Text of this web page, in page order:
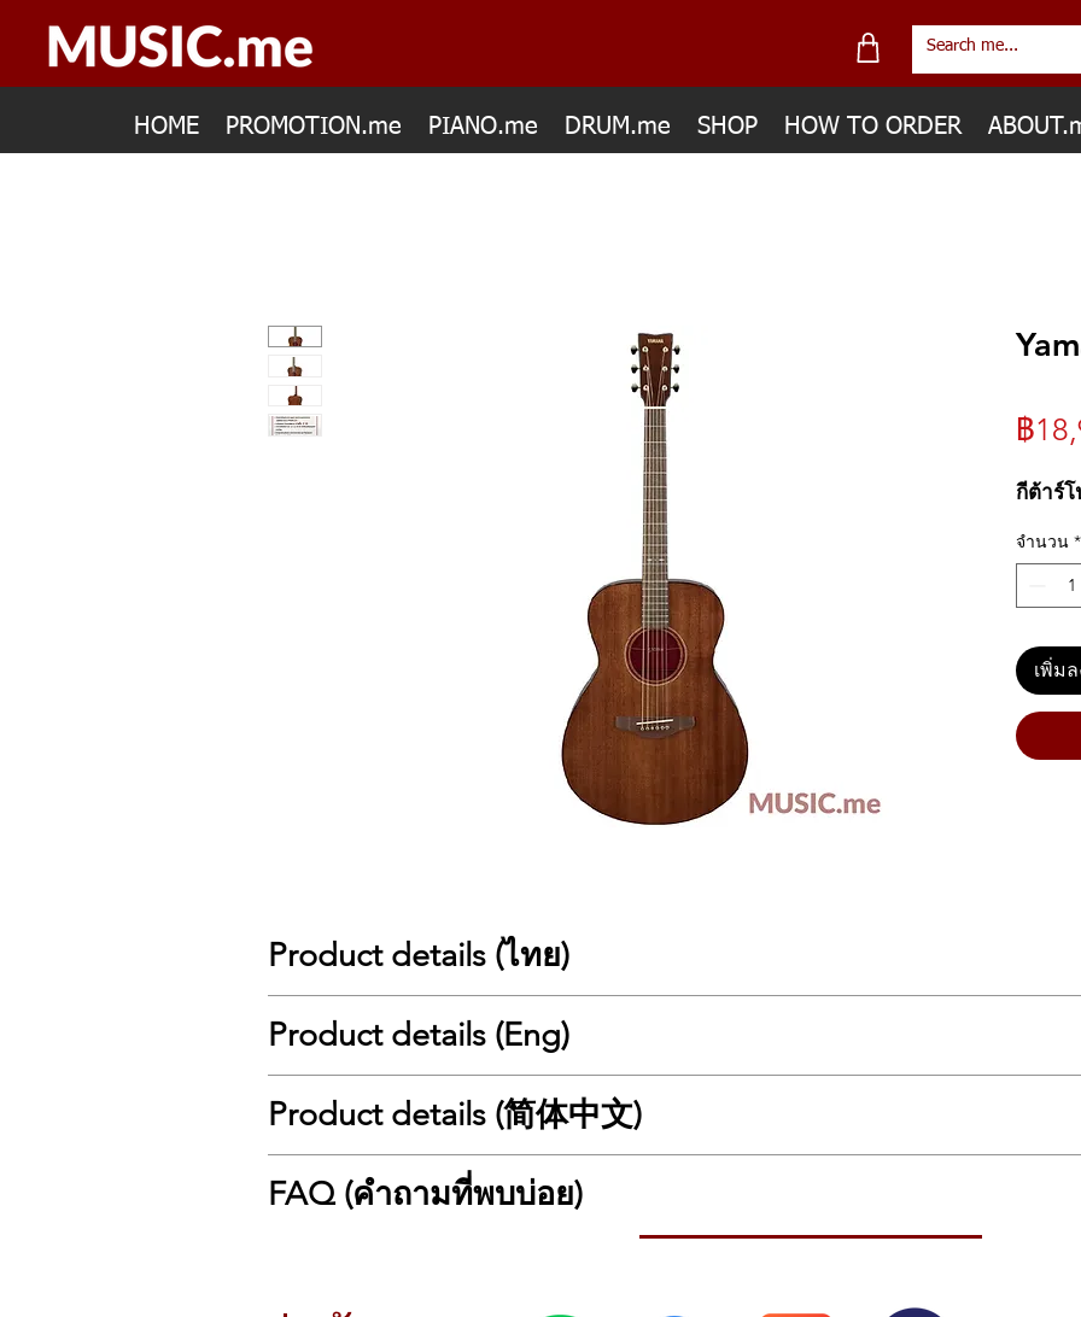
HOME PROMOTION.me PIANO.me DRUM.me SHOP HOW TO ORDER
฿
กีต้าร์โ
จำนวน *
เพิ่ม
Product details (ไทย)
Yamaha Storia III เป็นกีตาร์โปร่งไฟฟ้าที่ถูกออกแบบมาภายใต้แนวคิดความงามแบบร่วมสมัย โดดเด่นด้วยบอดี้
(Gloss) สี Chocolate Brown ที่ดูเข้มขลังและน่าค้นหา มาในทรง Concert ที่เน้นความคล่องตัว ให้โทนเสียงที่นุ่ม
ต้องการกีตาร์ที่สะท้อนบุคลิกที่ดูเป็นผู้ใหญ่และมีรสนิยม
🛠️ ข้อมูลจำเพาะ (Specifications)
ทรงบอดี้: Concert
ไม้หน้า (Top): โซลิด มาฮอกกานี (Solid Mahogany)
ไม้ข้างและหลัง: มาฮอกกานี (Mahogany)
ลูกบิด: Open Gear สีทอง Champagne-Gold
Product details (Eng)
The Yamaha Storia III is an acoustic-electric guitar crafted under the concept of contemporary beauty. It
finished in a deep, captivating Chocolate Brown Gloss. Its compact Concert body is designed for agility
deep, and powerful tone. This model is perfect for players looking for a guitar that reflects a mature
🛠️ Specifications
Product details (简体中文)
🎸 Yamaha Storia III：巧克力棕色面单电箱吉他 —— 尽显温暖音色与现代奢华感
雅马哈 Storia III 是一款基于现代美学理念设计的电箱民谣吉他。它最引人注目的是采用了 全桃花心木单板
富有魅力的 巧克力棕色 (Chocolate Brown) 亮光 漆面。紧凑的 Concert 桶型不仅提升了演奏的灵活性，更带
色。这款吉他非常适合追求成熟稳重气质与精致品位的乐手。
FAQ (คำถามที่พบบ่อย)